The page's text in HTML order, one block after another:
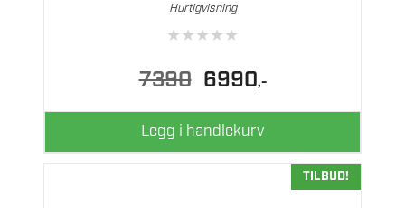
Hurtigvisning
★★★★★
7390
Opprinnelig
pris
var:
7390.
6990Nåværende
pris
er:
6990.
,-
Legg i handlekurv
TILBUD!